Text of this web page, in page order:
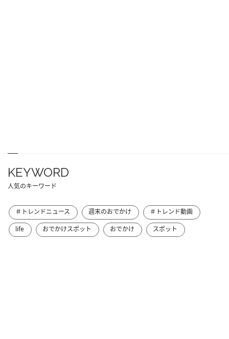
KEYWORD
人気のキーワード
＃トレンドニュース 週末のおでかけ
＃トレンド動画
life
おでかけスポット おでかけ スポット